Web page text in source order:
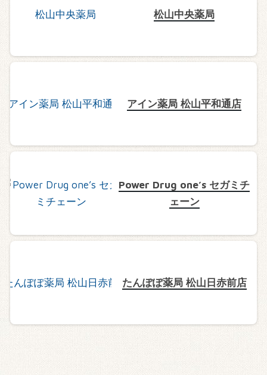
松山中央薬局
アイン薬局 松山平和通店
Power Drug one’s セガミチ
ェーン
たんぽぽ薬局 松山日赤前店